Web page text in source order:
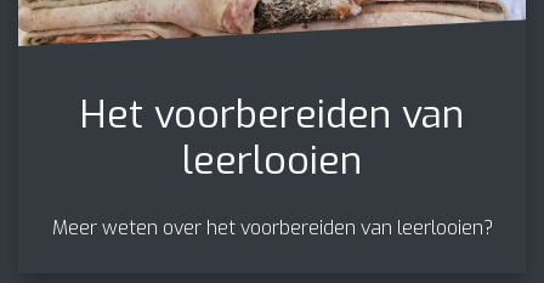
Het voorbereiden van
leerlooien
Meer weten over het voorbereiden van leerlooien?